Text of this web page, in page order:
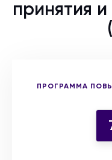
принятия и
ПРОГРАММА